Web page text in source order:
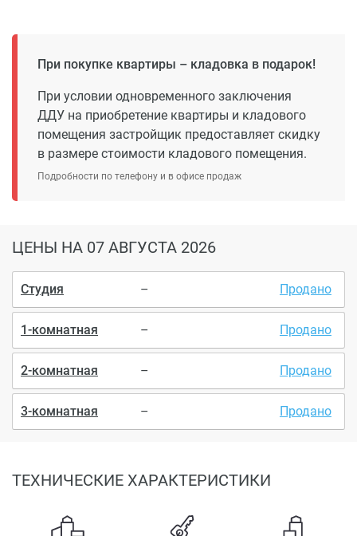
При покупке квартиры – кладовка в подарок!
При условии одновременного заключения
ДДУ на приобретение квартиры и кладового
помещения застройщик предоставляет скидку
в размере стоимости кладового помещения.
Подробности по телефону и в офисе продаж
ЦЕНЫ НА 07 АВГУСТА 2026
Студия – Продано
1-комнатная – Продано
2-комнатная – Продано
3-комнатная – Продано
ТЕХНИЧЕСКИЕ ХАРАКТЕРИСТИКИ